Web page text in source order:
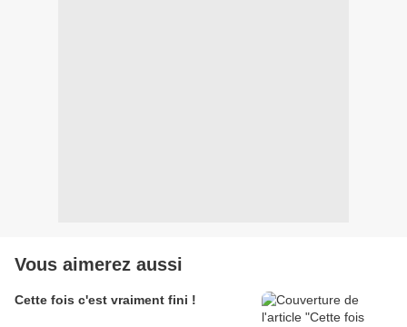
Vous aimerez aussi
Cette fois c'est vraiment fini !